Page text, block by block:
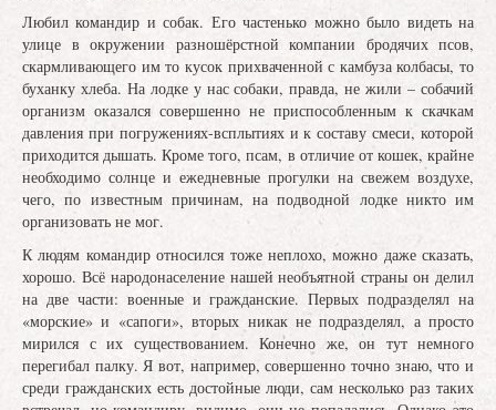
Любил командир и собак. Его частенько можно было видеть на
улице в окружении разношёрстной компании бродячих псов,
скармливающего им то кусок прихваченной с камбуза колбасы, то
буханку хлеба. На лодке у нас собаки, правда, не жили – собачий
организм оказался совершенно не приспособленным к скачкам
давления при погружениях-всплытиях и к составу смеси, которой
приходится дышать. Кроме того, псам, в отличие от кошек, крайне
необходимо солнце и ежедневные прогулки на свежем воздухе,
чего, по известным причинам, на подводной лодке никто им
организовать не мог.
К людям командир относился тоже неплохо, можно даже сказать,
хорошо. Всё народонаселение нашей необъятной страны он делил
на две части: военные и гражданские. Первых подразделял на
«морские» и «сапоги», вторых никак не подразделял, а просто
мирился с их существованием. Конечно же, он тут немного
перегибал палку. Я вот, например, совершенно точно знаю, что и
среди гражданских есть достойные люди, сам несколько раз таких